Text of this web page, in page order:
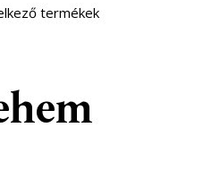
termékek